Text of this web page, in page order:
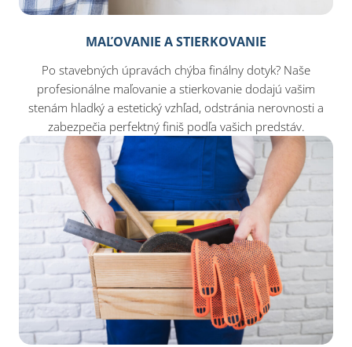
MAĽOVANIE A STIERKOVANIE
Po stavebných úpravách chýba finálny dotyk? Naše
profesionálne maľovanie a stierkovanie dodajú vašim
stenám hladký a estetický vzhľad, odstránia nerovnosti a
zabezpečia perfektný finiš podľa vašich predstáv.